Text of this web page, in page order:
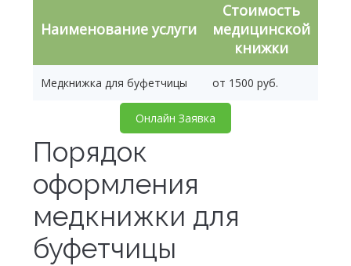
Наименование услуги
Стоимость
медицинской
книжки
Медкнижка для буфетчицы от 1500 руб.
Онлайн Заявка
Порядок
оформления
медкнижки для
буфетчицы